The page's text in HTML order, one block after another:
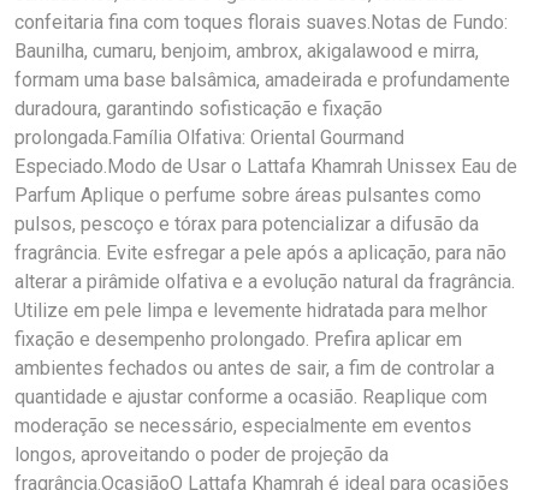
confeitaria fina com toques florais suaves.Notas de Fundo:
Baunilha, cumaru, benjoim, ambrox, akigalawood e mirra,
formam uma base balsâmica, amadeirada e profundamente
duradoura, garantindo sofisticação e fixação
prolongada.Família Olfativa: Oriental Gourmand
Especiado.Modo de Usar o Lattafa Khamrah Unissex Eau de
Parfum Aplique o perfume sobre áreas pulsantes como
pulsos, pescoço e tórax para potencializar a difusão da
fragrância. Evite esfregar a pele após a aplicação, para não
alterar a pirâmide olfativa e a evolução natural da fragrância.
Utilize em pele limpa e levemente hidratada para melhor
fixação e desempenho prolongado. Prefira aplicar em
ambientes fechados ou antes de sair, a fim de controlar a
quantidade e ajustar conforme a ocasião. Reaplique com
moderação se necessário, especialmente em eventos
longos, aproveitando o poder de projeção da
fragrância.OcasiãoO Lattafa Khamrah é ideal para ocasiões